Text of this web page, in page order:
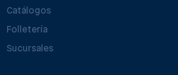
Catálogos
Folletería
Sucursales